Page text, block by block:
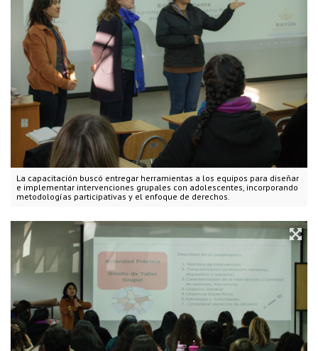
La capacitación buscó entregar herramientas a los equipos para diseñar
e implementar intervenciones grupales con adolescentes, incorporando
metodologías participativas y el enfoque de derechos.